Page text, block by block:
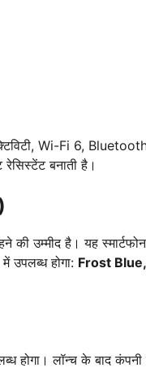
Wi-Fi 6, Bluetooth
बनाती है।
की उम्मीद है। यह
उपलब्ध होगा: Frost
होगा। लॉन्च के बाद